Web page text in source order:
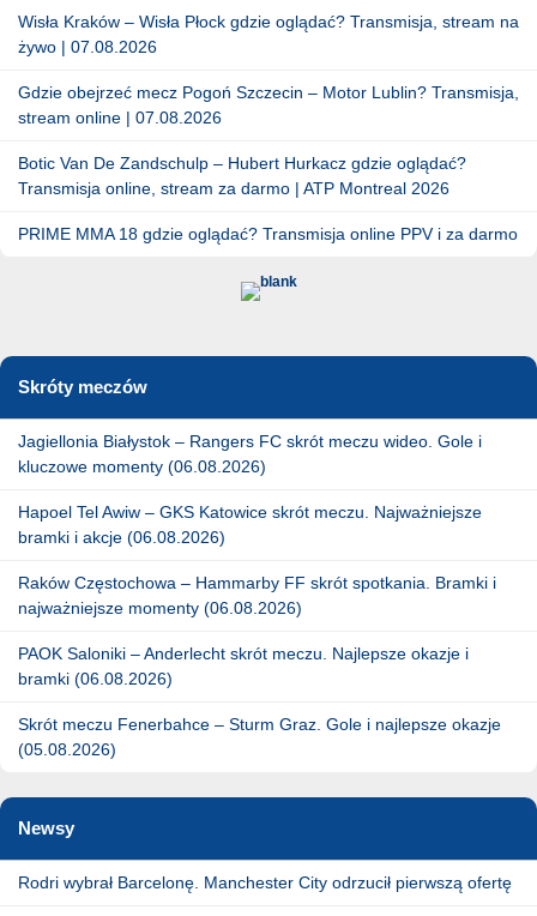
Wisła Kraków – Wisła Płock gdzie oglądać? Transmisja, stream na
żywo | 07.08.2026
Gdzie obejrzeć mecz Pogoń Szczecin – Motor Lublin? Transmisja,
stream online | 07.08.2026
Botic Van De Zandschulp – Hubert Hurkacz gdzie oglądać?
Transmisja online, stream za darmo | ATP Montreal 2026
PRIME MMA 18 gdzie oglądać? Transmisja online PPV i za darmo
Skróty meczów
Jagiellonia Białystok – Rangers FC skrót meczu wideo. Gole i
kluczowe momenty (06.08.2026)
Hapoel Tel Awiw – GKS Katowice skrót meczu. Najważniejsze
bramki i akcje (06.08.2026)
Raków Częstochowa – Hammarby FF skrót spotkania. Bramki i
najważniejsze momenty (06.08.2026)
PAOK Saloniki – Anderlecht skrót meczu. Najlepsze okazje i
bramki (06.08.2026)
Skrót meczu Fenerbahce – Sturm Graz. Gole i najlepsze okazje
(05.08.2026)
Newsy
Rodri wybrał Barcelonę. Manchester City odrzucił pierwszą ofertę